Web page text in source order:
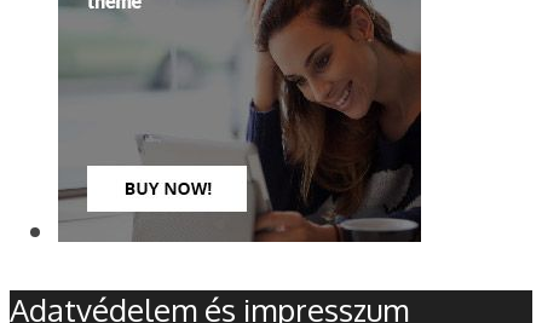
Adatvédelem és impresszum